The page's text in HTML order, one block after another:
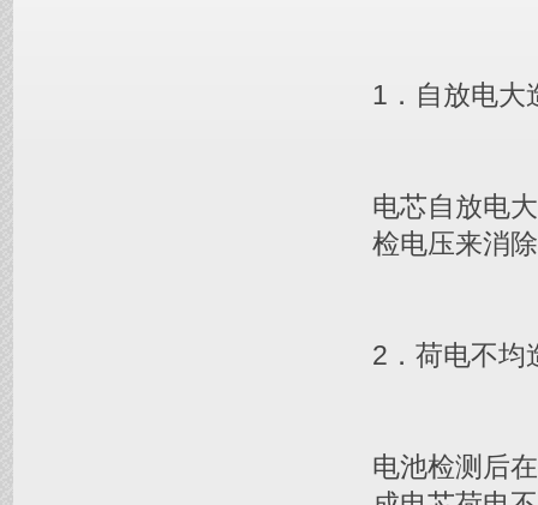
1．自放电大
电芯自放电
检电压来消
2．荷电不均
电池检测后